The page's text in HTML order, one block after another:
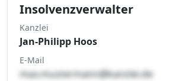
Insolvenzverwalter
Kanzlei
Jan-Philipp Hoos
E-Mail
max.mustermann@kanzlei.de